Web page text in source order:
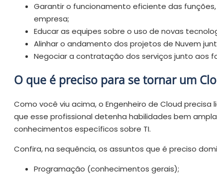
Garantir o funcionamento eficiente das
empresa;
Educar as equipes sobre o uso de novas
Alinhar o andamento dos projetos de Nuvem
Negociar a contratação dos serviços junto aos
O que é preciso para se tornar um
Como você viu acima, o Engenheiro de Cloud
que esse profissional detenha habilidades bem
conhecimentos específicos sobre TI.
Confira, na sequência, os assuntos que é preciso
Programação (conhecimentos gerais);